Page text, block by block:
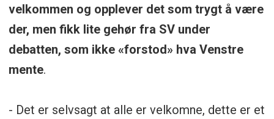
velkommen og opplever det som trygt å være
der, men fikk lite gehør fra SV under
debatten, som ikke «forstod» hva Venstre
mente.
- Det er selvsagt at alle er velkomne, dette er et